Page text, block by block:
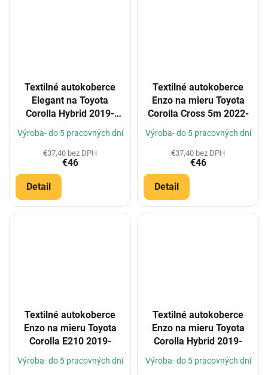
Textilné autokoberce
Elegant na Toyota
Corolla Hybrid 2019-
(Konfigurátor)
Výroba- do 5 pracovných dní
€37,40 bez DPH
€46
Detail
Textilné autokoberce
Enzo na mieru Toyota
Corolla Cross 5m 2022-
Výroba- do 5 pracovných dní
€37,40 bez DPH
€46
Detail
Textilné autokoberce
Enzo na mieru Toyota
Corolla E210 2019-
Výroba- do 5 pracovných dní
Textilné autokoberce
Enzo na mieru Toyota
Corolla Hybrid 2019-
Výroba- do 5 pracovných dní